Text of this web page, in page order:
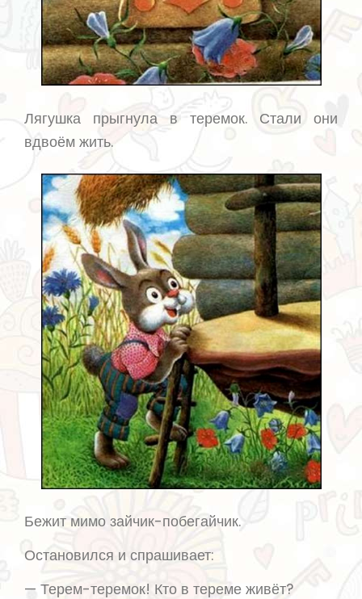
Лягушка прыгнула в теремок. Стали они
вдвоём жить.
Бежит мимо зайчик-побегайчик.
Остановился и спрашивает:
— Терем-теремок! Кто в тереме живёт?